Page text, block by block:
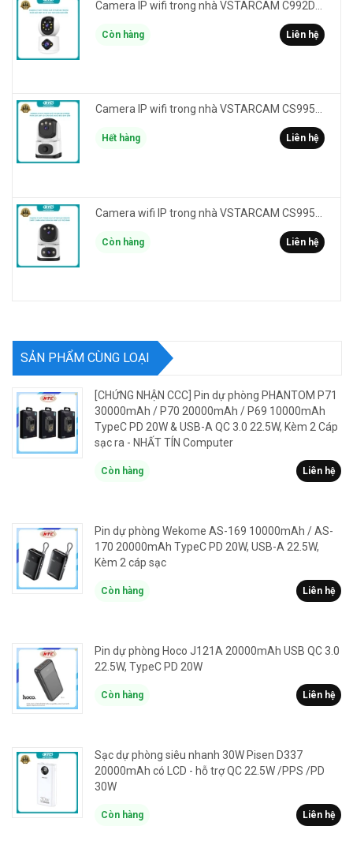
Còn hàng Liên hệ
Camera IP wifi trong nhà VSTARCAM CS995M phân giải 2MP HD led trợ sáng - cảnh báo khói, gas, cháy
Hết hàng Liên hệ
Còn hàng Liên hệ
SẢN PHẨM CÙNG LOẠI
[CHỨNG NHẬN CCC] Pin dự phòng PHANTOM P71
30000mAh / P70 20000mAh / P69 10000mAh
TypeC PD 20W & USB-A QC 3.0 22.5W, Kèm 2 Cáp
sạc ra - NHẤT TÍN Computer
Còn hàng Liên hệ
Pin dự phòng Wekome AS-169 10000mAh / AS-
170 20000mAh TypeC PD 20W, USB-A 22.5W,
Kèm 2 cáp sạc
Còn hàng Liên hệ
Pin dự phòng Hoco J121A 20000mAh USB QC 3.0
22.5W, TypeC PD 20W
Còn hàng Liên hệ
Sạc dự phòng siêu nhanh 30W Pisen D337
20000mAh có LCD - hỗ trợ QC 22.5W /PPS /PD
30W
Còn hàng Liên hệ